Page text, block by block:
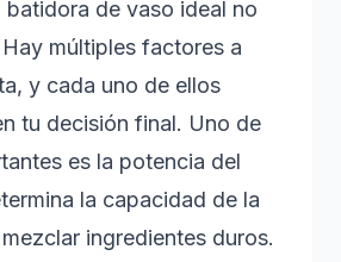
batidora de vaso ideal no
múltiples factores a
y cada uno de ellos
tu decisión final. Uno de
es la potencia del
la capacidad de la
ingredientes duros.